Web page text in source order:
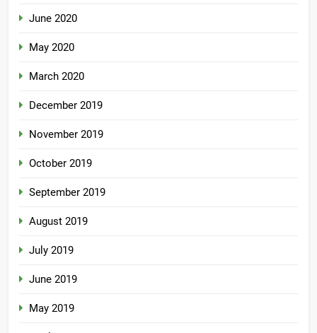
June 2020
May 2020
March 2020
December 2019
November 2019
October 2019
September 2019
August 2019
July 2019
June 2019
May 2019